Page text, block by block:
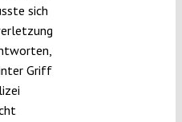
sich
Griff